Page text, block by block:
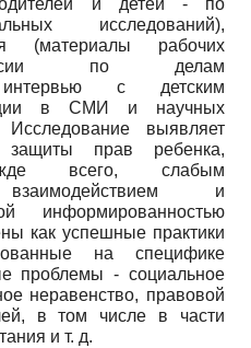
и детей - по
исследований),
(материалы рабочих
по делам
интервью с детским
в СМИ и научных
Исследование выявляет
защиты прав ребенка,
всего, слабым
и
информированностью
как успешные практики
на специфике
проблемы - социальное
неравенство, правовой
в том числе в части
и т. д.